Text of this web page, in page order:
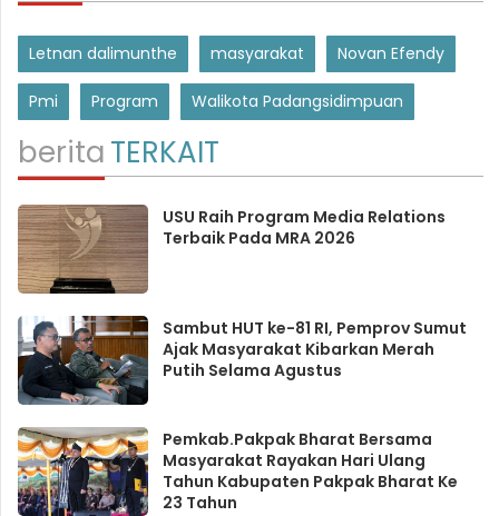
Letnan dalimunthe masyarakat Novan Efendy
Pmi Program Walikota Padangsidimpuan
beritaTERKAIT
USU Raih Program Media Relations
Terbaik Pada MRA 2026
Sambut HUT ke-81 RI, Pemprov Sumut
Ajak Masyarakat Kibarkan Merah
Putih Selama Agustus
Pemkab.Pakpak Bharat Bersama
Masyarakat Rayakan Hari Ulang
Tahun Kabupaten Pakpak Bharat Ke
23 Tahun